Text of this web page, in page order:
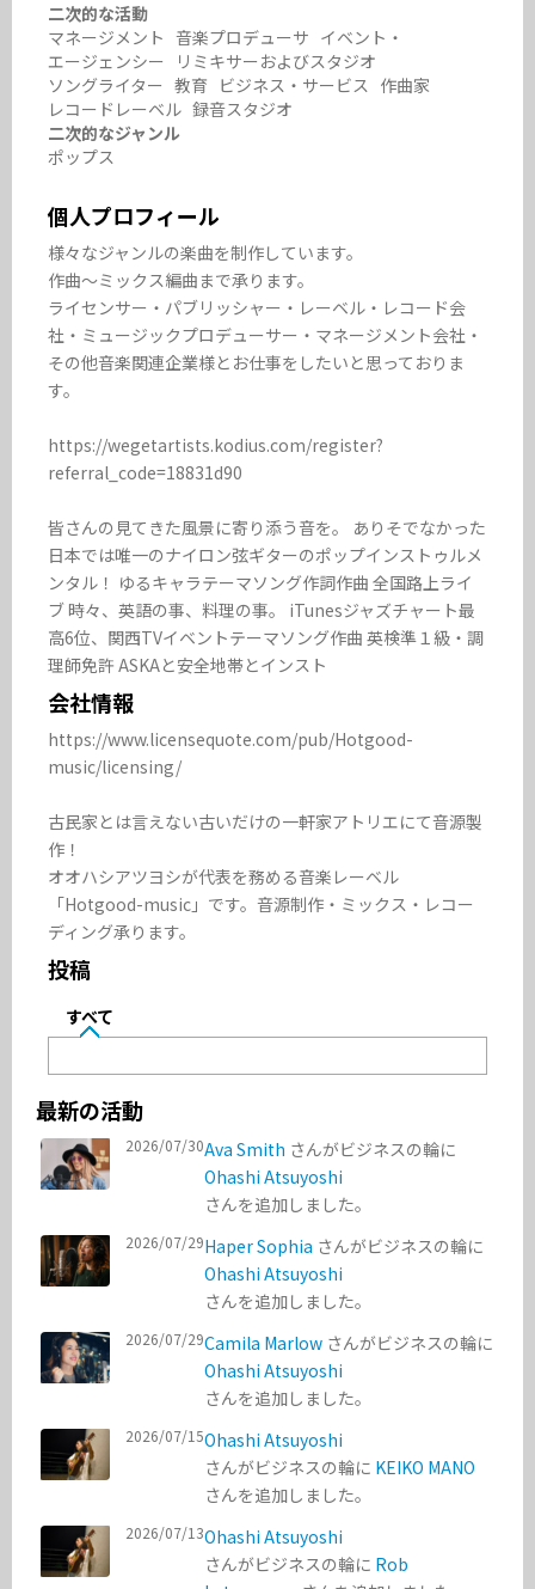
二次的な活動
マネージメント 音楽プロデューサ イベント・
エージェンシー リミキサーおよびスタジオ
ソングライター 教育 ビジネス・サービス 作曲家
レコードレーベル 録音スタジオ
二次的なジャンル
ポップス
個人プロフィール
様々なジャンルの楽曲を制作しています。
作曲〜ミックス編曲まで承ります。
ライセンサー・パブリッシャー・レーベル・レコード会
社・ミュージックプロデューサー・マネージメント会社・
その他音楽関連企業様とお仕事をしたいと思っておりま
す。
https://wegetartists.kodius.com/register?
referral_code=18831d90
皆さんの見てきた風景に寄り添う音を。 ありそでなかった
日本では唯一のナイロン弦ギターのポップインストゥルメ
ンタル！ ゆるキャラテーマソング作詞作曲 全国路上ライ
ブ 時々、英語の事、料理の事。 iTunesジャズチャート最
高6位、関西TVイベントテーマソング作曲 英検準１級・調
理師免許 ASKAと安全地帯とインスト
会社情報
https://www.licensequote.com/pub/Hotgood-
music/licensing/
古民家とは言えない古いだけの一軒家アトリエにて音源製
作！
オオハシアツヨシが代表を務める音楽レーベル
「Hotgood-music」です。音源制作・ミックス・レコー
ディング承ります。
投稿
すべて
最新の活動
2026/07/30Ava Smith さんがビジネスの輪に
Ohashi Atsuyoshi
さんを追加しました。
2026/07/29Haper Sophia さんがビジネスの輪に
Ohashi Atsuyoshi
さんを追加しました。
2026/07/29Camila Marlow さんがビジネスの輪に
Ohashi Atsuyoshi
さんを追加しました。
2026/07/15Ohashi Atsuyoshi
さんがビジネスの輪に KEIKO MANO
さんを追加しました。
2026/07/13Ohashi Atsuyoshi
さんがビジネスの輪に Rob